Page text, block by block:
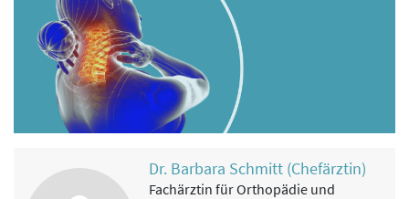
Dr. Barbara Schmitt (Chefärztin)
Fachärztin für Orthopädie und